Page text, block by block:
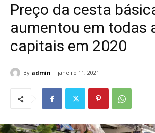
Preço da cesta
aumentou em todas
capitais em 2020
By admin janeiro 11, 2021